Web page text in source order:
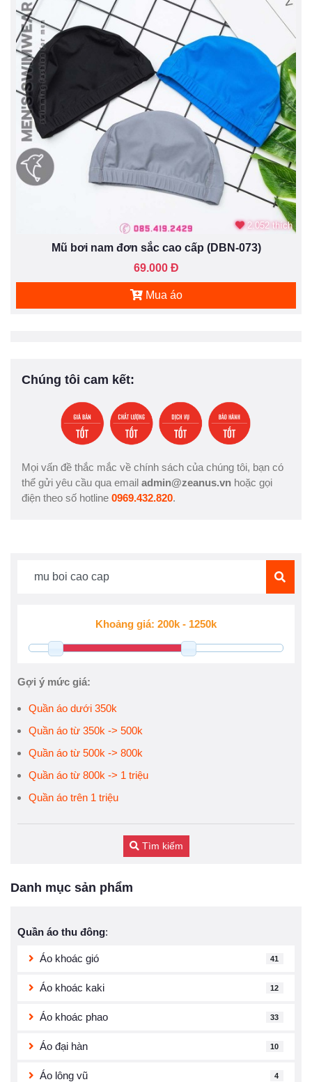
2.052 thích
Mũ bơi nam đơn sắc cao cấp (DBN-073)
69.000 Đ
Mua áo
Chúng tôi cam kết:
Mọi vấn đề thắc mắc về chính sách của chúng tôi, bạn có
thể gửi yêu cầu qua email admin@zeanus.vn hoặc gọi
điện theo số hotline 0969.432.820.
Gợi ý mức giá:
Quần áo dưới 350k
Quần áo từ 350k -> 500k
Quần áo từ 500k -> 800k
Quần áo từ 800k -> 1 triệu
Quần áo trên 1 triệu
Tìm kiếm
Danh mục sản phẩm
Quần áo thu đông:
Áo khoác gió 41
Áo khoác kaki 12
Áo khoác phao 33
Áo đại hàn 10
Áo lông vũ 4